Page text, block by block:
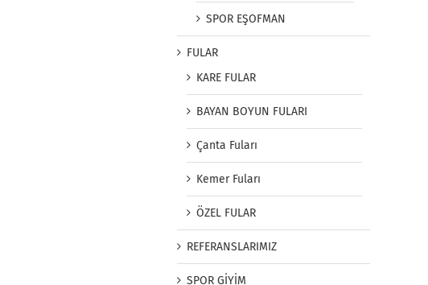
SPOR EŞOFMAN
FULAR
KARE FULAR
BAYAN BOYUN FULARI
Çanta Fuları
Kemer Fuları
ÖZEL FULAR
REFERANSLARIMIZ
SPOR GİYİM